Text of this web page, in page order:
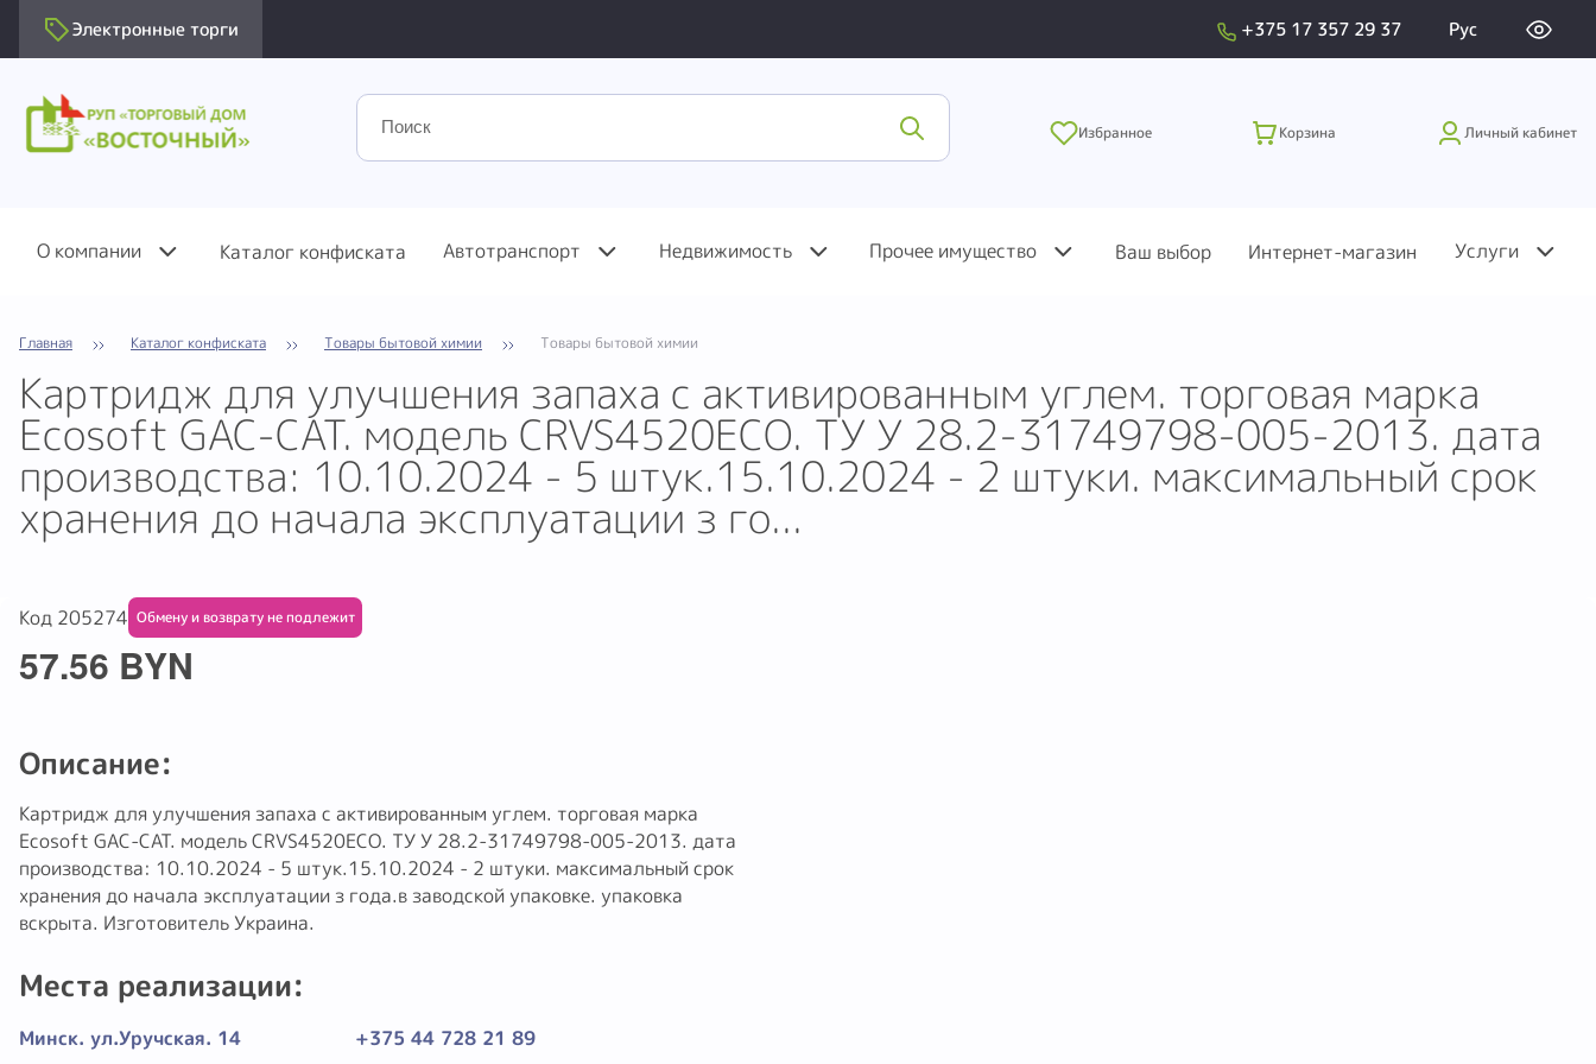
Электронные торги +375 17 357 29 37 Рус
Избранное Корзина Личный кабинет
О компании Каталог конфиската Автотранспорт Недвижимость Прочее имущество Ваш выбор Интернет-магазин Услуги
Главная Каталог конфиската Товары бытовой химии Товары бытовой химии
Картридж для улучшения запаха с активированным углем. торговая марка
Ecosoft GAC-CAT. модель CRVS4520ECO. ТУ У 28.2-31749798-005-2013. дата
производства: 10.10.2024 - 5 штук.15.10.2024 - 2 штуки. максимальный срок
хранения до начала эксплуатации з го...
Код 205274 Обмену и возврату не подлежит
57.56 BYN
Описание:
Картридж для улучшения запаха с активированным углем. торговая марка
Ecosoft GAC-CAT. модель CRVS4520ECO. ТУ У 28.2-31749798-005-2013. дата
производства: 10.10.2024 - 5 штук.15.10.2024 - 2 штуки. максимальный срок
хранения до начала эксплуатации з года.в заводской упаковке. упаковка
вскрыта. Изготовитель Украина.
Места реализации:
Минск. ул.Уручская. 14 +375 44 728 21 89